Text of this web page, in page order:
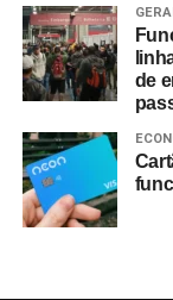
de